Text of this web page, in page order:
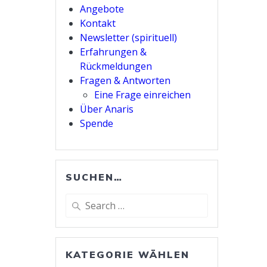
Angebote
Kontakt
Newsletter (spirituell)
Erfahrungen &
Rückmeldungen
Fragen & Antworten
Eine Frage einreichen
Über Anaris
Spende
SUCHEN…
Search
KATEGORIE WÄHLEN